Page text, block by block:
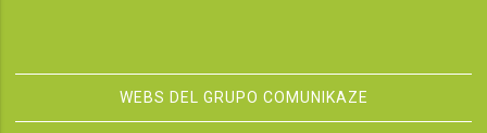
WEBS DEL GRUPO COMUNIKAZE